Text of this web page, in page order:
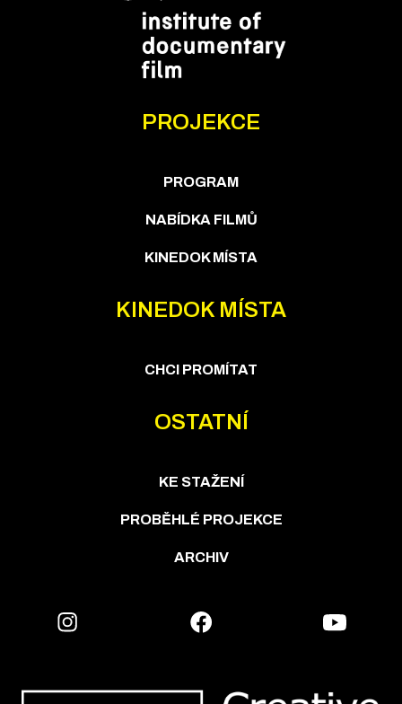
PROJEKCE
PROGRAM
NABÍDKA FILMŮ
KINEDOK MÍSTA
KINEDOK MÍSTA
CHCI PROMÍTAT
OSTATNÍ
KE STAŽENÍ
PROBĚHLÉ PROJEKCE
ARCHIV